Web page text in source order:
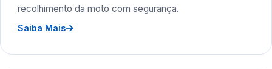
recolhimento da moto com segurança.
Saiba Mais